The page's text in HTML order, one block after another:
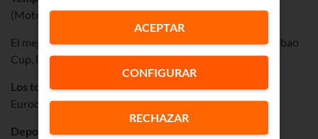
(MotoGP y World SBK).
El mejorfútbol:Copa del Rey, la Premier League, la Carabao
Cup, la FA CUP y la Copa Libertadores.
Los torneos de baloncestomás reconocidos:Euroliga,
Eurocup y Basketball Champions League.
Deportes de lucha:UFC y el mejor boxeo.
CONFIGURAR
RECHAZAR
ACEPTAR